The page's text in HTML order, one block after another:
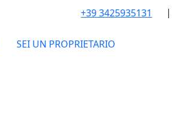
+39 3425935131 |
SEI UN PROPRIETARIO